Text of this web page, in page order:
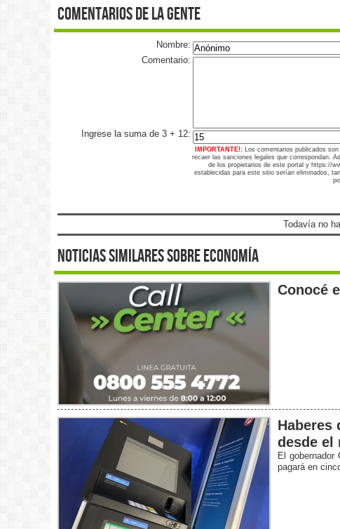
comentarios de la gente
Nombre:
Comentario:
Ingrese la suma de 3 + 12:
IMPORTANTE!:
Los comentarios publicados
recaer las sanciones legales que correspondan.
de los propietarios de este portal y https://
establecidas para este sitio serían eliminados,
Todavía no
noticias similares sobre economía
Conocé
Haberes
desde el
El
pagará en